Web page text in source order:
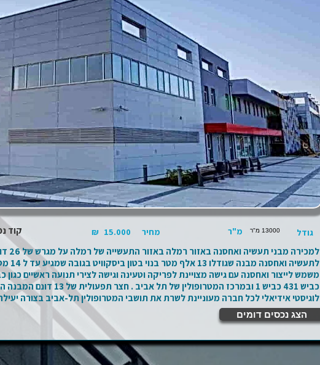
13000 מ"ר גודל מ"ר מחיר 15.000
₪ קוד
למכירה
לתעשיה
כביש 431 כביש 1 ובמרכז המטרופולין של תל אביב .
לוגיסטי אידיאלי לכל חברה מעוניינת לשרת את תושבי המטרופולין תל-אביב בצורה
הצג נכסים דומים